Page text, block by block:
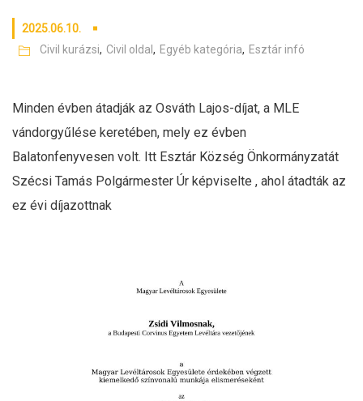
2025.06.10.
Civil kurázsi, Civil oldal , Egyéb kategória, Esztár infó
Minden évben átadják az Osváth Lajos-díjat, a MLE
vándorgyűlése keretében, mely ez évben
Balatonfenyvesen volt. Itt Esztár Község Önkormányzatát
Szécsi Tamás Polgármester Úr képviselte , ahol átadták az
ez évi díjazottnak